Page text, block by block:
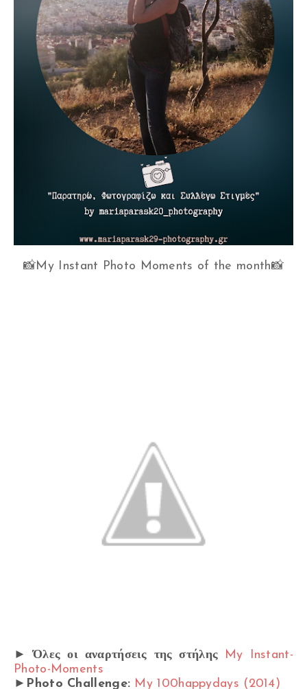
📸My Instant Photo Moments of the month📸
► Όλες οι αναρτήσεις της στήλης
My Instant-
Photo-Moments
►Photo Challenge: My 100happydays (2014)